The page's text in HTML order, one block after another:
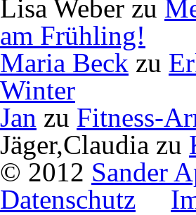
Lisa Weber zu
am Frühling!
Maria Beck zu
Winter
Jan zu Fitness-
Jäger,Claudia zu
© 2012 Sander
Datenschutz